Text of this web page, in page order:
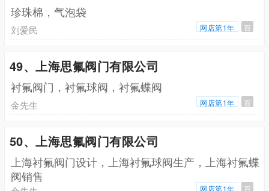
珍珠棉，气泡袋
刘爱民 网店第1年 百
49、上海思氟阀门有限公司
衬氟阀门，衬氟球阀，衬氟蝶阀
金先生 网店第1年 百
50、上海思氟阀门有限公司
上海衬氟阀门设计，上海衬氟球阀生产，上海衬氟蝶
阀销售
网店第1年 百